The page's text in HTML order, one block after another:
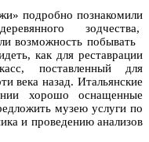
подробно познакомили
зодчества,
возможность побывать
как для реставрации
поставленный для
века назад. Итальянские
хорошо оснащенные
музею услуги по
и проведению анализов